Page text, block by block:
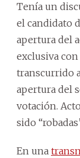
Tenía un
el candidato
apertura del
exclusiva con
transcurrido
apertura del
votación.
sido
En una